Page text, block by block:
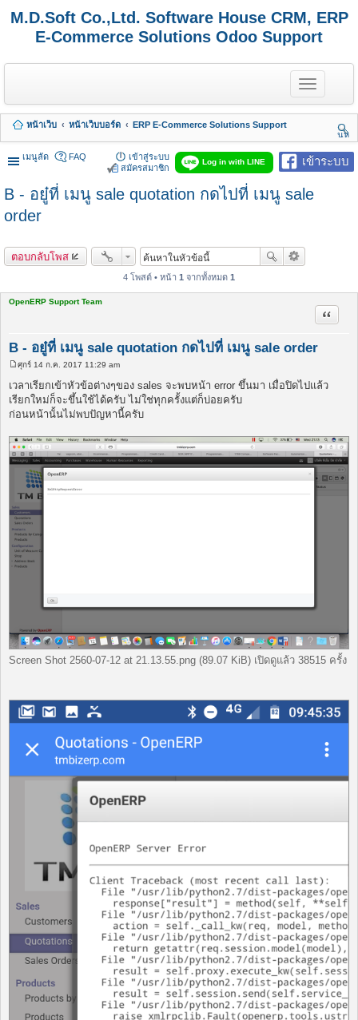
M.D.Soft Co.,Ltd. Software House CRM, ERP
E-Commerce Solutions Odoo Support
T
o
g
e
n
a
i
g
หน้าเว็บ หน้าเว็บบอร์ด
ERP E-Commerce Solutions Support
นห
า
เมนูลัด
เข้าระบบ
Log in with LINE
FAQ
เข้าสู่ระบบ
สมัครสมาชิก
B - อยู๋ที่ เมนู sale quotation กดไปที่ เมนู sale
order
ตอบกลับโพส
4 โพสต์ • หน้า 1 จากทั้งหมด 1
OpenERP Support Team
B - อยู๋ที่ เมนู sale quotation กดไปที่ เมนู sale order
อ้างคำ
โ
พ
ส
ต์
ศุกร์ 14 ก.ค. 2017 11:29 am
เวลาเรียกเข้าหัวข้อต่างๆของ sales จะพบหน้า error ขึ้นมา เมื่อปิดไปแล้ว
เรียกใหม่ก็จะขึ้นใช้ได้ครับ ไม่ใช่ทุกครั้งแต่ก็บ่อยครับ
ก่อนหน้านั้นไม่พบปัญหานี้ครับ
Screen Shot 2560-07-12 at 21.13.55.png (89.07 KiB) เปิดดูแล้ว 38515 ครั้ง